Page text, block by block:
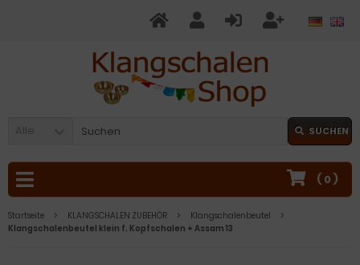
Alle SUCHEN
( 0 )
Startseite KLANGSCHALEN ZUBEHÖR
Klangschalenbeutel
Klangschalenbeutel klein f. Kopfschalen + Assam 13